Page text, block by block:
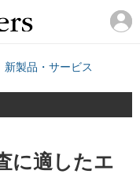
新製品・サービス
に適したエ